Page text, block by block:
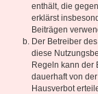
enthält, die
erklärst
Beiträgen
Der Betreiber
diese
Regeln kann der
dauerhaft von
Hausverbot